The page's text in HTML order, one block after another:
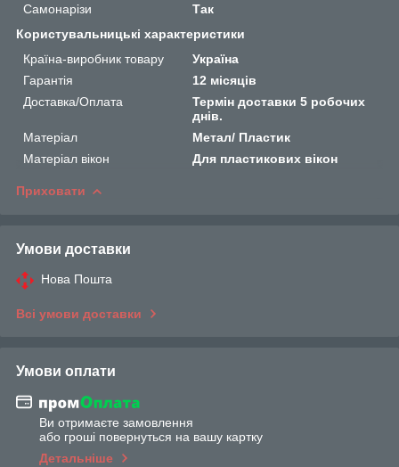
Самонарізи
Так
Користувальницькі характеристики
Країна-виробник товару
Україна
Гарантія
12 місяців
Доставка/Оплата
Термін доставки 5 робочих
днів.
Матеріал
Метал/ Пластик
Матеріал вікон
Для пластикових вікон
Приховати
Умови доставки
Нова Пошта
Всі умови доставки
Умови оплати
Ви отримаєте замовлення
або гроші повернуться на вашу картку
Детальніше